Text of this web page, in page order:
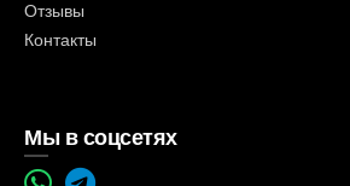
Отзывы
Контакты
Мы в соцсетях